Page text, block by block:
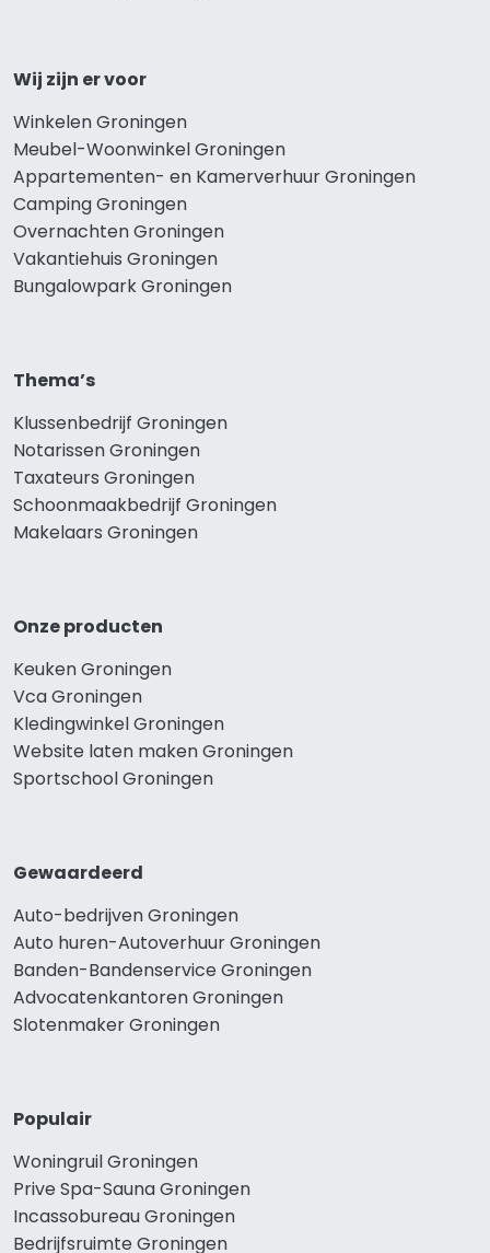
Wij zijn er voor
Winkelen Groningen
Meubel-Woonwinkel Groningen
Appartementen- en Kamerverhuur Groningen
Camping Groningen
Overnachten Groningen
Vakantiehuis Groningen
Bungalowpark Groningen
Thema’s
Klussenbedrijf Groningen
Notarissen Groningen
Taxateurs Groningen
Schoonmaakbedrijf Groningen
Makelaars Groningen
Onze producten
Keuken Groningen
Vca Groningen
Kledingwinkel Groningen
Website laten maken Groningen
Sportschool Groningen
Gewaardeerd
Auto-bedrijven Groningen
Auto huren-Autoverhuur Groningen
Banden-Bandenservice Groningen
Advocatenkantoren Groningen
Slotenmaker Groningen
Populair
Woningruil Groningen
Prive Spa-Sauna Groningen
Incassobureau Groningen
Bedrijfsruimte Groningen